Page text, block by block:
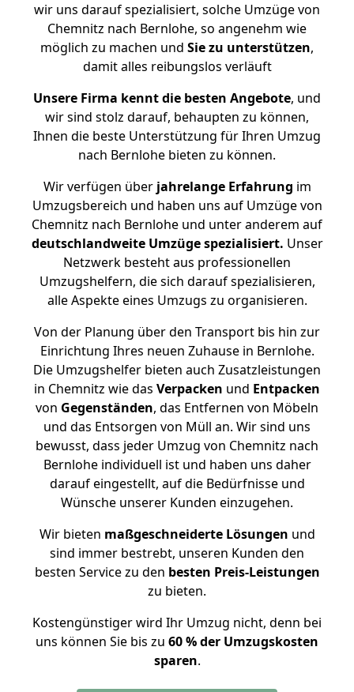
wir uns darauf spezialisiert, solche Umzüge von
Chemnitz nach Bernlohe, so angenehm wie
möglich zu machen und Sie zu unterstützen,
damit alles reibungslos verläuft
Unsere Firma kennt die besten Angebote, und
wir sind stolz darauf, behaupten zu können,
Ihnen die beste Unterstützung für Ihren Umzug
nach Bernlohe bieten zu können.
Wir verfügen überjahrelange Erfahrung im
Umzugsbereich und haben uns auf Umzüge von
Chemnitz nach Bernlohe und unter anderem auf
deutschlandweite Umzüge spezialisiert. Unser
Netzwerk besteht aus professionellen
Umzugshelfern, die sich darauf spezialisieren,
alle Aspekte eines Umzugs zu organisieren.
Von der Planung über den Transport bis hin zur
Einrichtung Ihres neuen Zuhause in Bernlohe.
Die Umzugshelfer bieten auch Zusatzleistungen
in Chemnitz wie das Verpacken und Entpacken
von Gegenständen, das Entfernen von Möbeln
und das Entsorgen von Müll an. Wir sind uns
bewusst, dass jeder Umzug von Chemnitz nach
Bernlohe individuell ist und haben uns daher
darauf eingestellt, auf die Bedürfnisse und
Wünsche unserer Kunden einzugehen.
Wir bieten maßgeschneiderte Lösungen und
sind immer bestrebt, unseren Kunden den
besten Service zu den besten Preis-Leistungen
zu bieten.
Kostengünstiger wird Ihr Umzug nicht, denn bei
uns können Sie bis zu 60 % der Umzugskosten
sparen.